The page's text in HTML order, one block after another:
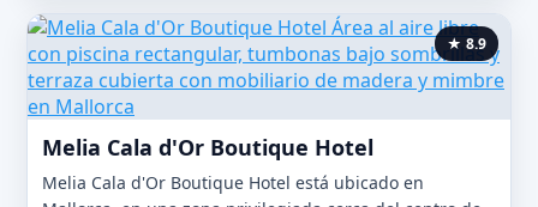
★ 8.9
Melia Cala d'Or Boutique Hotel
Melia Cala d'Or Boutique Hotel está ubicado en